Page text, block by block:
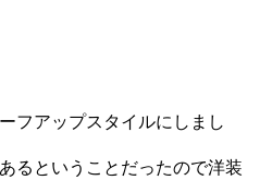
フアップスタイルにしまし
るということだったので洋装